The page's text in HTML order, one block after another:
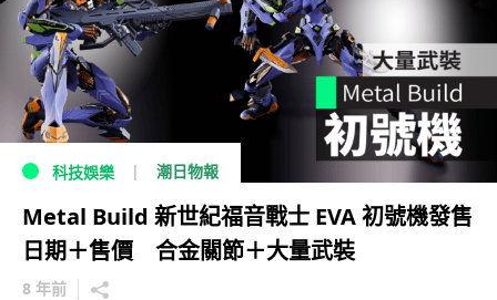
科技娛樂 潮日物報
Metal Build 新世紀福音戰士 EVA 初號機發售
日期＋售價 合金關節＋大量武裝
8 年前